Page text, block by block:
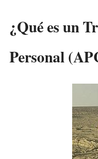
¿Qué es un
Personal